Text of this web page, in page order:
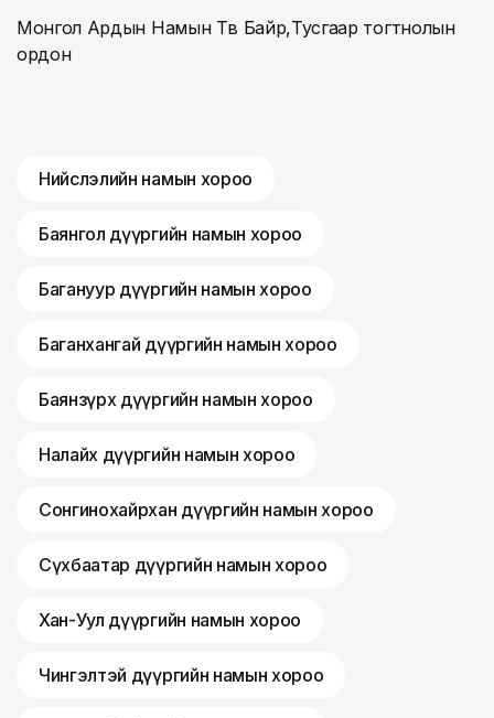
Монгол Ардын Намын Төв Байр,Тусгаар тогтнолын
ордон
Нийслэлийн намын хороо
Баянгол дүүргийн намын хороо
Багануур дүүргийн намын хороо
Баганхангай дүүргийн намын хороо
Баянзүрх дүүргийн намын хороо
Налайх дүүргийн намын хороо
Сонгинохайрхан дүүргийн намын хороо
Сүхбаатар дүүргийн намын хороо
Хан-Уул дүүргийн намын хороо
Чингэлтэй дүүргийн намын хороо